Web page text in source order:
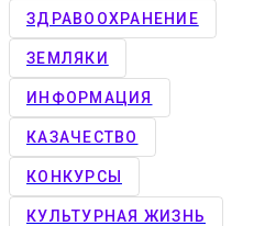
ЗДРАВООХРАНЕНИЕ
ЗЕМЛЯКИ
ИНФОРМАЦИЯ
КАЗАЧЕСТВО
КОНКУРCЫ
КУЛЬТУРНАЯ ЖИЗНЬ